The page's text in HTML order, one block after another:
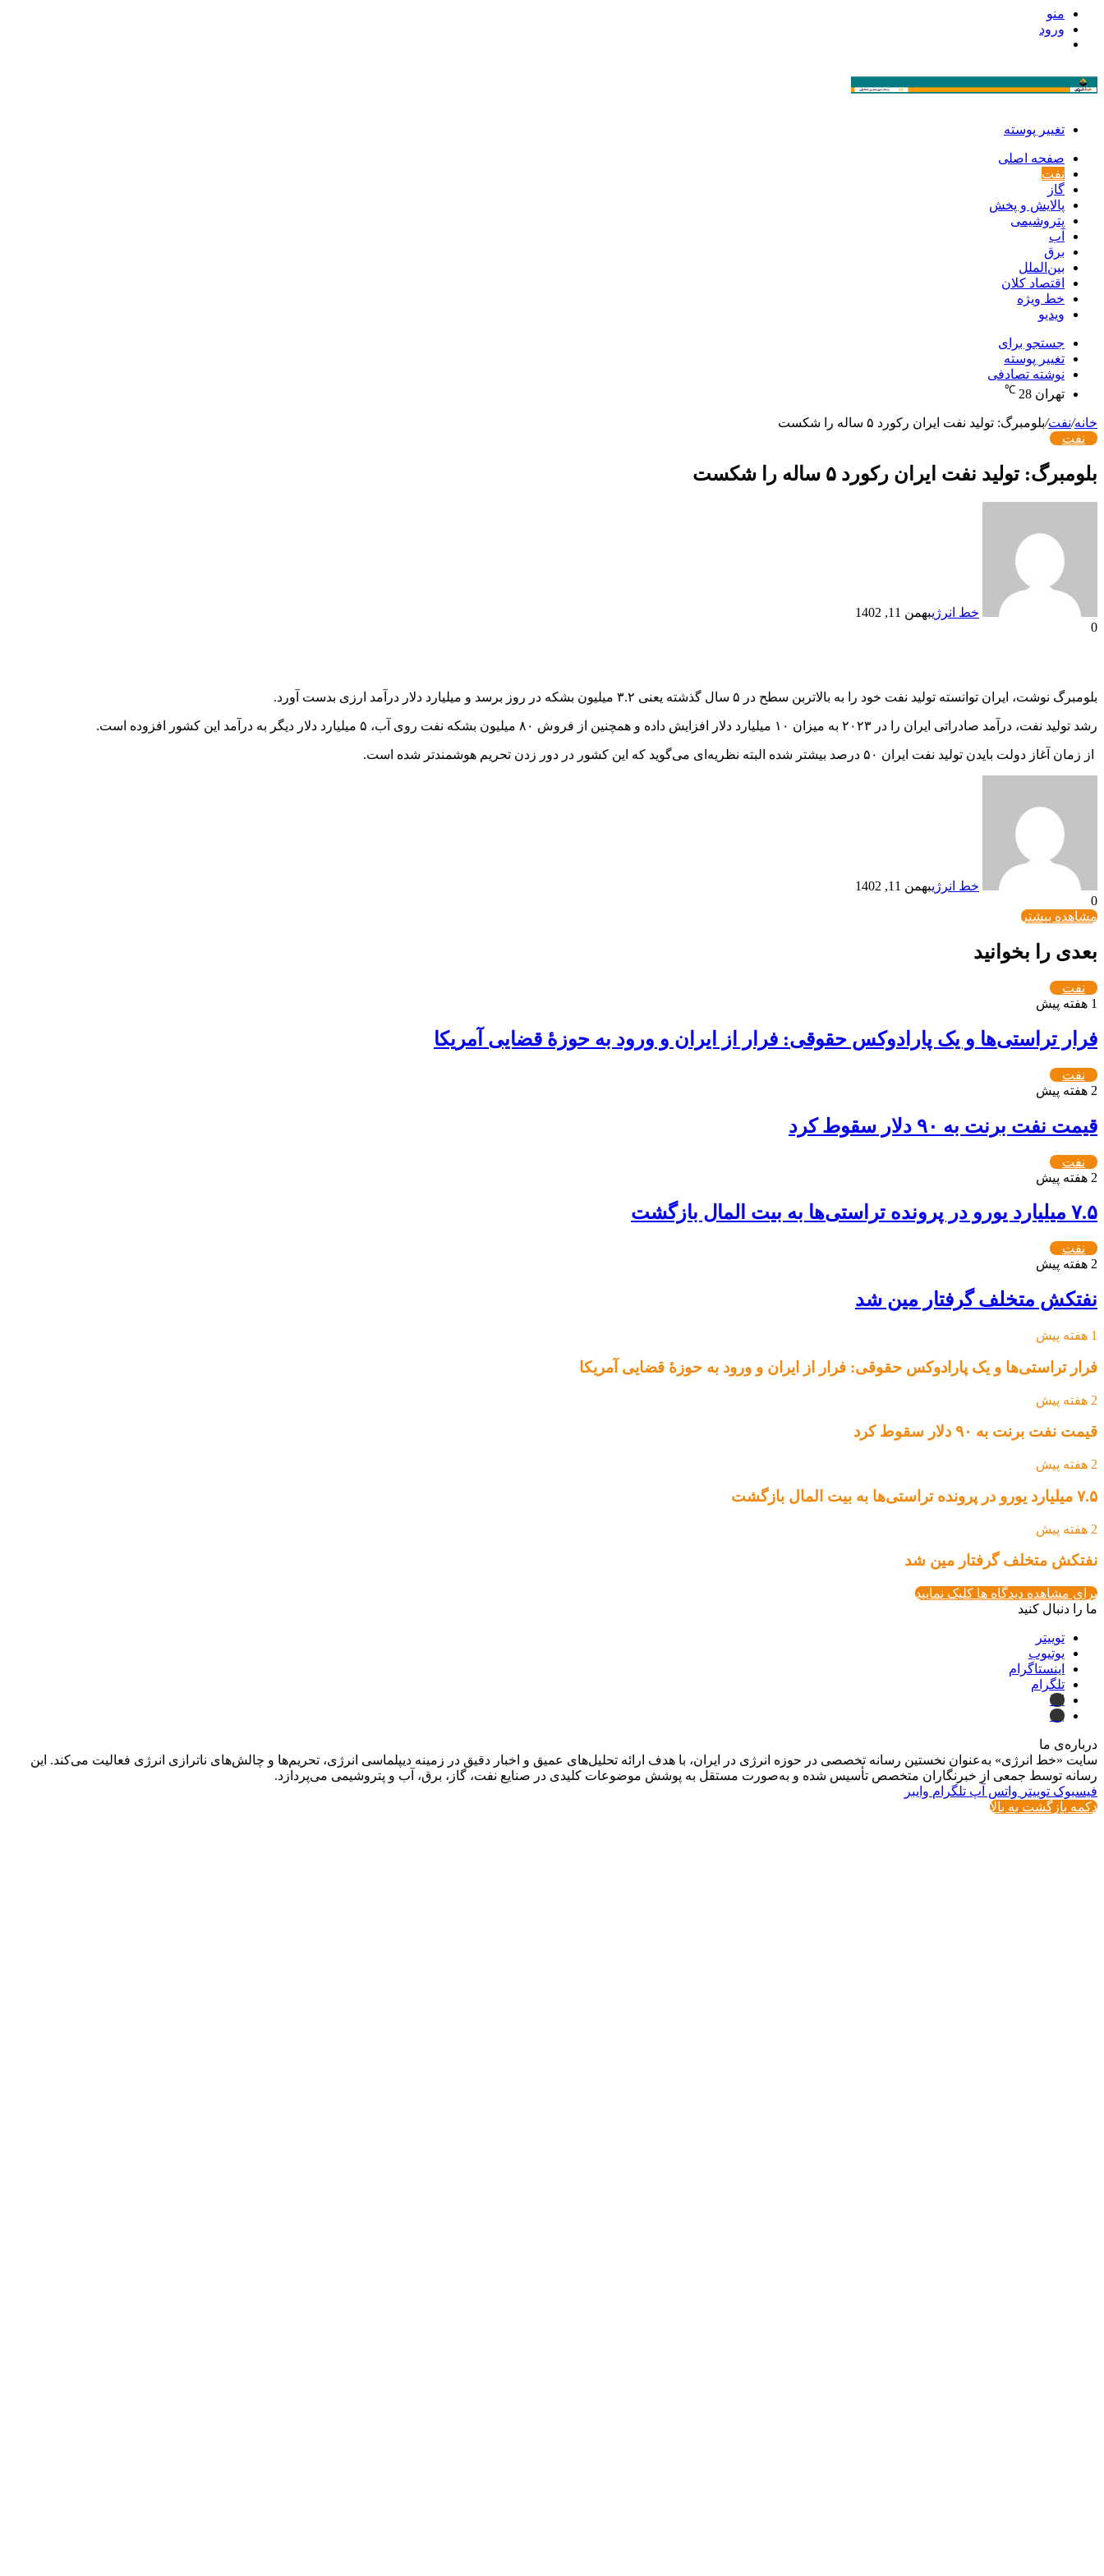
منو
ورود
تغییر پوسته
صفحه اصلی
نفت
گاز
پالایش و پخش
پتروشیمی
آب
برق
بین‌الملل
اقتصاد کلان
خط ویژه
ویدیو
جستجو برای
تغییر پوسته
نوشته تصادفی
تهران 28
℃
خانه/نفت/بلومبرگ: تولید نفت ایران رکورد ۵ ساله را شکست
نفت
بلومبرگ: تولید نفت ایران رکورد ۵ ساله را شکست
خط انرژیبهمن 11, 1402
0
بلومبرگ نوشت، ایران توانسته تولید نفت خود را به بالاتربن سطح در ۵ سال گذشته یعنی ۳.۲ میلیون بشکه در روز برسد و میلیارد دلار درآمد ارزی بدست آورد.
رشد تولید نفت، درآمد صادراتی ایران را در ۲۰۲۳ به میزان ۱۰ میلیارد دلار افزایش داده و همچنین از فروش ۸۰ میلیون بشکه نفت روی آب، ۵ میلیارد دلار دیگر به درآمد این کشور افزوده است.
از زمان آغاز دولت بایدن تولید نفت ایران ۵۰ درصد بیشتر شده البته نظریه‌ای می‌گوید که این کشور در دور زدن تحریم هوشمندتر شده است.
خط انرژیبهمن 11, 1402
0
مشاهده بیشتر
بعدی را بخوانید
نفت
1 هفته پیش
فرار تراستی‌ها و یک پارادوکس حقوقی: فرار از ایران و ورود به حوزۀ قضایی آمریکا
نفت
2 هفته پیش
قیمت نفت برنت به ۹۰ دلار سقوط کرد
نفت
2 هفته پیش
۷.۵ میلیارد یورو در پرونده تراستی‌ها به بیت المال بازگشت
نفت
2 هفته پیش
نفتکش متخلف گرفتار مین شد
1 هفته پیش
فرار تراستی‌ها و یک پارادوکس حقوقی: فرار از ایران و ورود به حوزۀ قضایی آمریکا
2 هفته پیش
قیمت نفت برنت به ۹۰ دلار سقوط کرد
2 هفته پیش
۷.۵ میلیارد یورو در پرونده تراستی‌ها به بیت المال بازگشت
2 هفته پیش
نفتکش متخلف گرفتار مین شد
برای مشاهده دیدگاه ها کلیک نمایید
ما را دنبال کنید
توییتر
یوتیوب
اینستاگرام
تلگرام
ایتا
بله
درباره‌ی ما
سایت «خط انرژی» به‌عنوان نخستین رسانه تخصصی در حوزه انرژی در ایران، با هدف ارائه تحلیل‌های عمیق و اخبار دقیق در زمینه دیپلماسی انرژی، تحریم‌ها و چالش‌های ناترازی انرژی فعالیت می‌کند. این
رسانه توسط جمعی از خبرنگاران متخصص تأسیس شده و به‌صورت مستقل به پوشش موضوعات کلیدی در صنایع نفت، گاز، برق، آب و پتروشیمی می‌پردازد.
فیسبوک توییتر واتس آپ تلگرام وایبر
دکمه بازگشت به بالا